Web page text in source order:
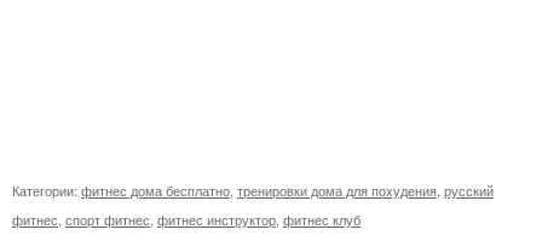
Категории: фитнес дома бесплатно тренировки дома для похудения русский
фитнес спорт фитнес фитнес инструктор фитнес клуб